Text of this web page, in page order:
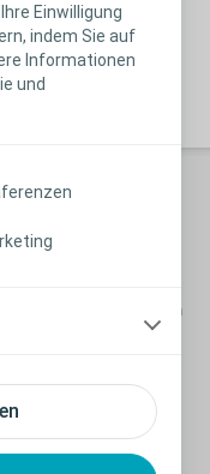
Einwilligung
indem Sie auf
Informationen
und
stellt eine Wundinfektion
besondere
sind auf der